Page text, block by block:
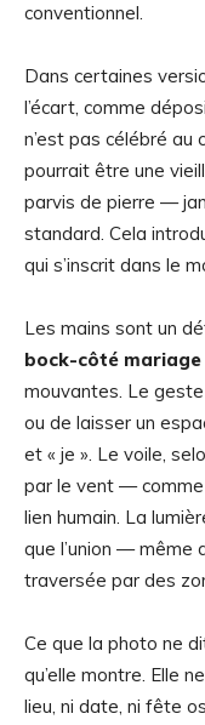
conventionnel.
Dans certaines
l’écart, comme
n’est pas célébré au
pourrait être une
parvis de pierre —
standard. Cela
qui s’inscrit dans le
Les mains sont un
bock-côté
mouvantes. Le
ou de laisser un
et « je ». Le voile,
par le vent —
lien humain. La
que l’union —
traversée par des
Ce que la photo ne
qu’elle montre. Elle
lieu, ni date, ni fête